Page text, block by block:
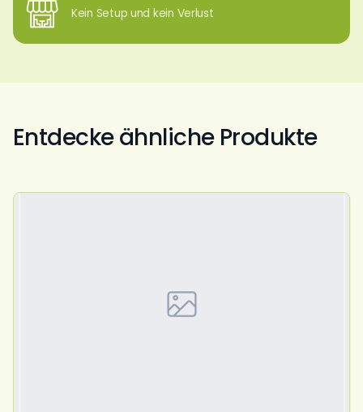
Kein Setup und kein Verlust
Entdecke ähnliche Produkte